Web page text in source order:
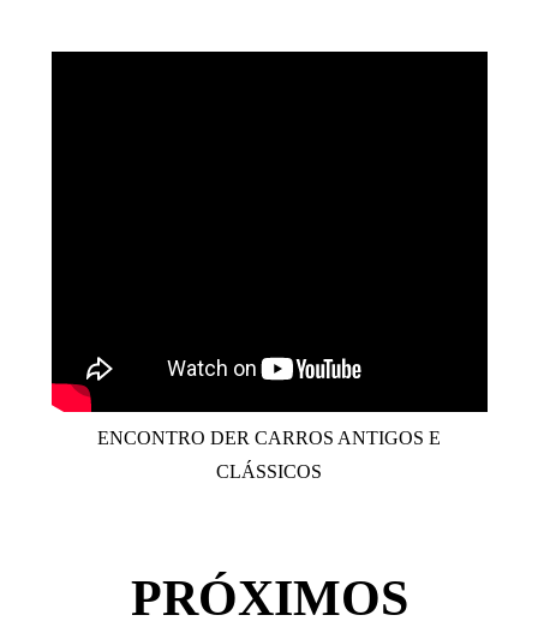
ENCONTRO DER CARROS ANTIGOS E
CLÁSSICOS
PRÓXIMOS